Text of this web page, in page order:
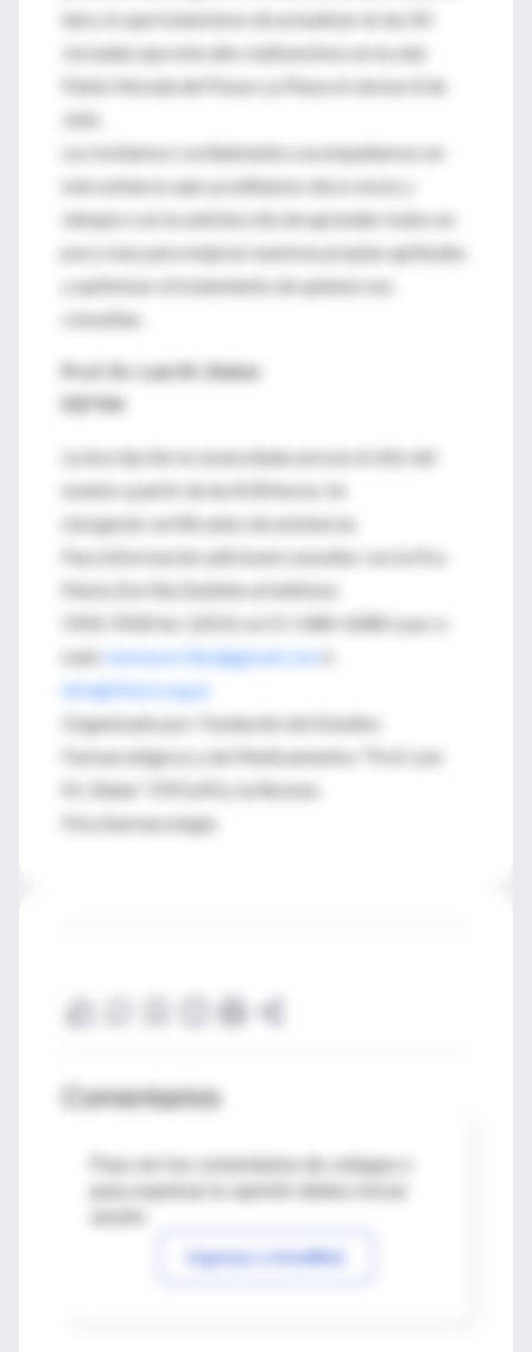
dura, lo que trataremos de actualizar en las XII
Jornadas que este año realizaremos en la sala
Pablo Neruda del Paseo La Plaza el viernes 8 de
Julio.
Los invitamos cordialmente a acompañarnos en
este esfuerzo que ya editamos doce veces y
siempre con la satisfacción de aprender todos un
poco mas para mejorar nuestras propias aptitudes
y optimizar el tratamiento de quienes nos
consultan.
Prof. Dr. Luis M. Zieher
FEFYM
La inscripción no arancelada será en el sitio del
evento a partir de las 8:00 horas. Se
otorgarán certificados de asistencia.
Para información adicional consultar con la Dra.
María Zorrilla Zubilete al teléfono
5950-9500 int. 2203 ó al 15-5384-4288 ó por e-
mail:
mariazorrillaz@gmail.com
info@fefym.org.ar
Organizado por: Fundación de Estudios
Farmacológicos y de Medicamentos “Prof. Luis
M. Zieher” (FEFyM) y la Revista
Psicofarmacología
Comentarios
Para ver los comentarios de colegas o
Ingresar a IntraMed